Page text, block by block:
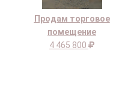
Продам торговое
помещение
4 465 800